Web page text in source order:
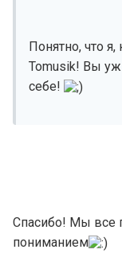
Понятно, что
Tomusik! Вы уж
себе!
Спасибо! Мы все
пониманием